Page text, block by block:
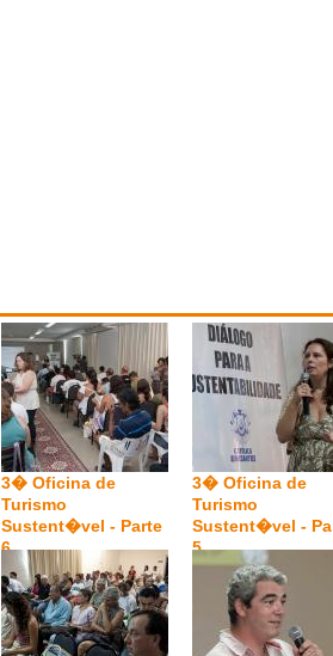
3� Oficina de
Turismo
Sustent�vel - Parte
6
3� Oficina de
Turismo
Sustent�vel -
5